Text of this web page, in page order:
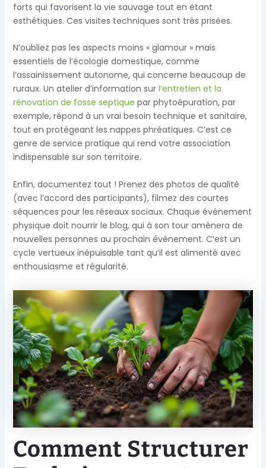
forts qui favorisent la vie sauvage tout en étant
esthétiques. Ces visites techniques sont très prisées.
N’oubliez pas les aspects moins « glamour » mais
essentiels de l’écologie domestique, comme
l’assainissement autonome, qui concerne beaucoup de
ruraux. Un atelier d’information sur l’entretien et la
rénovation de fosse septique par phytoépuration, par
exemple, répond à un vrai besoin technique et sanitaire,
tout en protégeant les nappes phréatiques. C’est ce
genre de service pratique qui rend votre association
indispensable sur son territoire.
Enfin, documentez tout ! Prenez des photos de qualité
(avec l’accord des participants), filmez des courtes
séquences pour les réseaux sociaux. Chaque événement
physique doit nourrir le blog, qui à son tour amènera de
nouvelles personnes au prochain événement. C’est un
cycle vertueux inépuisable tant qu’il est alimenté avec
enthousiasme et régularité.
Comment Structurer